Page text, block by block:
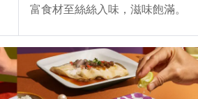
富食材至絲絲入味，滋味飽滿。